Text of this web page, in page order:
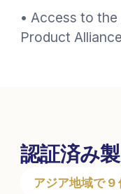
• Access to the
Product Alliance
認証済み
アジア地域で 9